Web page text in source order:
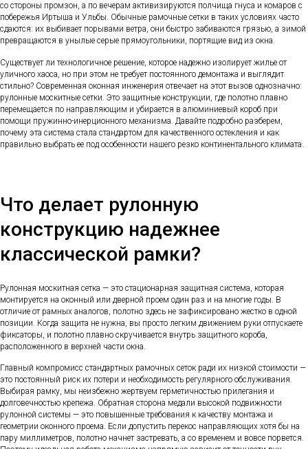
со стороны промзон, а по вечерам активизируются полчища гнуса и комаров с
побережья Иртыша и Ульбы. Обычные рамочные сетки в таких условиях часто
сдаются: их выбивает порывами ветра, они быстро забиваются грязью, а зимой
превращаются в унылые серые прямоугольники, портящие вид из окна.
Существует ли технологичное решение, которое надежно изолирует жилье от
уличного хаоса, но при этом не требует постоянного демонтажа и выглядит
стильно? Современная оконная инженерия отвечает на этот вызов однозначно:
рулонные москитные сетки. Это защитные конструкции, где полотно плавно
перемещается по направляющим и убирается в алюминиевый короб при
помощи пружинно-инерционного механизма. Давайте подробно разберем,
почему эта система стала стандартом для качественного остекления и как
правильно выбрать ее под особенности нашего резко континентального климата.
Что делает рулонную
конструкцию надежнее
классической рамки?
Рулонная москитная сетка — это стационарная защитная система, которая
монтируется на оконный или дверной проем один раз и на многие годы. В
отличие от рамных аналогов, полотно здесь не зафиксировано жестко в одной
позиции. Когда защита не нужна, вы просто легким движением руки отпускаете
фиксаторы, и полотно плавно скручивается внутрь защитного короба,
расположенного в верхней части окна.
Главный компромисс стандартных рамочных сеток ради их низкой стоимости —
это постоянный риск их потери и необходимость регулярного обслуживания.
Выбирая рамку, мы неизбежно жертвуем герметичностью прилегания и
долговечностью крепежа. Обратная сторона медали высокой подвижности
рулонной системы — это повышенные требования к качеству монтажа и
геометрии оконного проема. Если допустить перекос направляющих хотя бы на
пару миллиметров, полотно начнет застревать, а со временем и вовсе порвется.